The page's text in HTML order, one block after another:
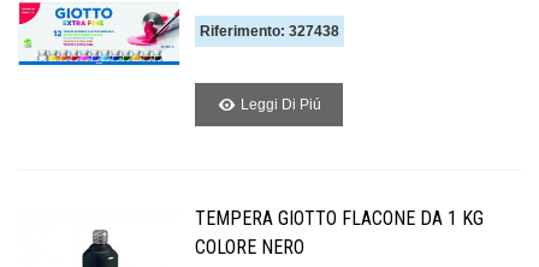
Riferimento: 327438
Leggi Di Piú
TEMPERA GIOTTO FLACONE DA 1 KG
COLORE NERO